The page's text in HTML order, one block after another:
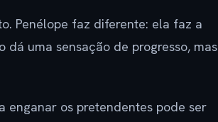
Penélope faz diferente: ela faz a
uma sensação de progresso, mas
enganar os pretendentes pode ser